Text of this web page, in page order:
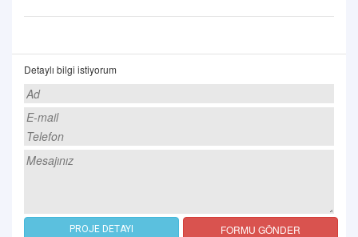
Detaylı bilgi istiyorum
PROJE DETAYI FORMU GÖNDER